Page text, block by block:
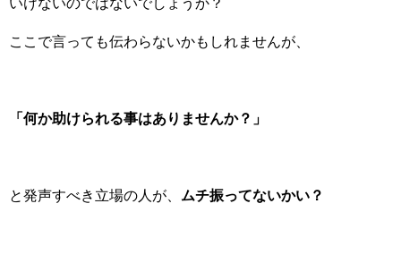
ここで言っても伝わらないかもしれませんが、
「何か助けられる事はありませんか？」
と発声すべき立場の人が、 ムチ振ってないかい？